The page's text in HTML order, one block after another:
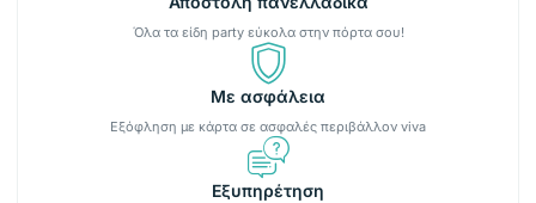
Όλα τα είδη party εύκολα στην πόρτα σου!
Με ασφάλεια
Εξόφληση με κάρτα σε ασφαλές περιβάλλον viva
Εξυπηρέτηση